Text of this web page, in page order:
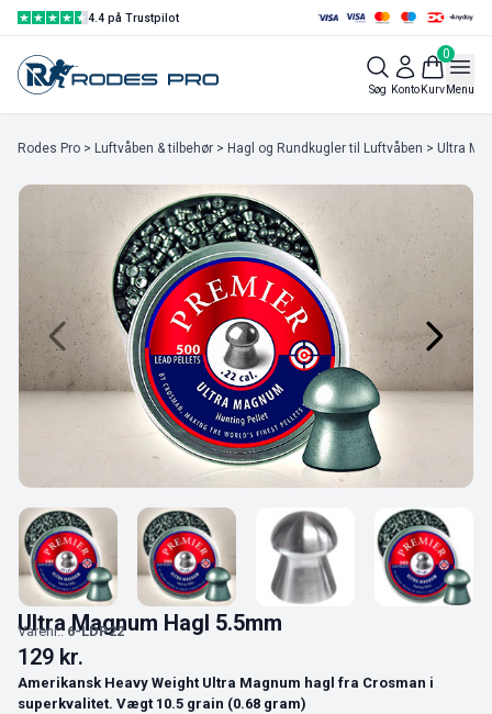
4.4 på Trustpilot
Søg Konto
0
KurvMenu
Rodes Pro > Luftvåben & tilbehør > Hagl og Rundkugler til Luftvåben > Ultra
Ultra Magnum Hagl 5.5mm
Varenr.: 6-LDP22
129 kr.
Amerikansk Heavy Weight Ultra Magnum hagl fra Crosman i
superkvalitet. Vægt 10.5 grain (0.68 gram)